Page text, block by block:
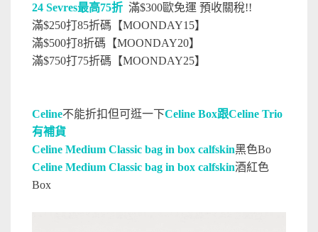
24 Sevres最高75折 滿$300歐免運 預收關稅!!
滿$250打85折碼【MOONDAY15】
滿$500打8折碼【MOONDAY20】
滿$750打75折碼【MOONDAY25】
Celine不能折扣但可逛一下Celine Box跟Celine Trio
有補貨
Celine Medium Classic bag in box calfskin黑色Bo
Celine Medium Classic bag in box calfskin酒紅色
Box